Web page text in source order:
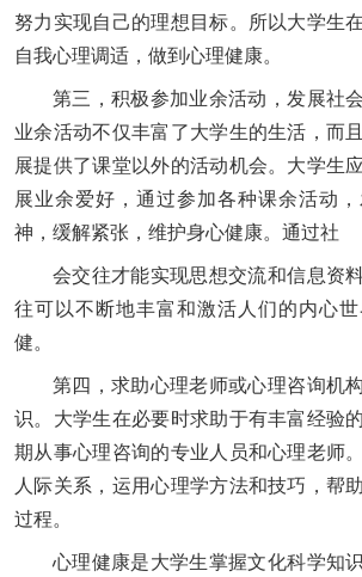
努力实现自己的理想目标。所以大学生
自我心理调适，做到心理健康。
第三，积极参加业余活动，发展社
业余活动不仅丰富了大学生的生活，而
展提供了课堂以外的活动机会。大学生
展业余爱好，通过参加各种课余活动
神，缓解紧张，维护身心健康。通过社
会交往才能实现思想交流和信息资
往可以不断地丰富和激活人们的内心
健。
第四，求助心理老师或心理咨询机
识。大学生在必要时求助于有丰富经验
期从事心理咨询的专业人员和心理老师
人际关系，运用心理学方法和技巧，帮
过程。
心理健康是大学生掌握文化科学知